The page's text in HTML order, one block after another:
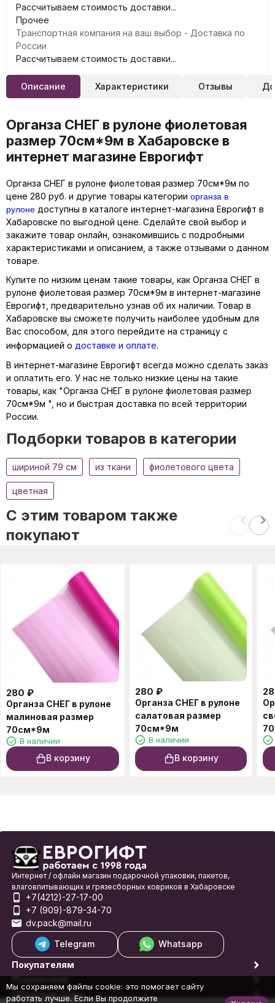
Рассчитываем стоимость доставки...
Прочее
Транспортная компания на ваш выбор - Доставка по
России
Рассчитываем стоимость доставки...
Описание Характеристики Отзывы
Органза СНЕГ в рулоне фиолетовая
размер 70см*9м в Хабаровске в
интернет магазине Еврогифт
Органза СНЕГ в рулоне фиолетовая размер 70см*9м по
цене 280 руб. и другие товары категории органза в
рулоне доступны в каталоге интернет-магазина Еврогифт в
Хабаровске по выгодной цене. Сделайте свой выбор и
закажите товар онлайн, ознакомившись с подробными
характеристиками и описанием, а также отзывами о данном
товаре.
Купите по низким ценам такие товары, как Органза СНЕГ в
рулоне фиолетовая размер 70см*9м в интернет-магазине
Еврогифт, предварительно узнав об их наличии. Товар в
Хабаровске вы сможете получить наиболее удобным для
Вас способом, для этого перейдите на страницу с
информацией о доставке и оплате.
В интернет-магазине Еврогифт всегда можно сделать заказ
и оплатить его. У нас не только низкие цены на такие
товары, как "Органза СНЕГ в рулоне фиолетовая размер
70см*9м ", но и быстрая доставка по всей территории
России.
Подборки товаров в категории
шириной 79 см из ткани фиолетового цвета
цветная
C этим товаром также
покупают
280 ₽
Органза СНЕГ в рулоне
малиновая размер
70см*9м
В наличии
В корзину
280 ₽
Органза СНЕГ в рулоне
салатовая размер
70см*9м
В наличии
В корзину
Интернет / офлайн магазин подарочной упаковки, пакетов,
влаговпитывающих и грязесборных ковриков в Хабаровске
+7(4212)-27-17-00
+7 (909)-879-34-70
dv.pack@mail.ru
Telegram
Whatsapp
Покупателям
Покупателю
Обратная связь
Мы сохраняем файлы cookie: это помогает сайту
работать лучше. Если Вы продолжите